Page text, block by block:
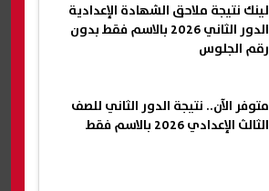
لينك نتيجة ملاحق الشهادة الإعدادية
الدور الثاني 2026 بالاسم فقط بدون
رقم الجلوس
متوفر الآن.. نتيجة الدور الثاني للصف
الثالث الإعدادي 2026 بالاسم فقط